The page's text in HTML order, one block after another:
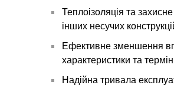
Теплоізоляція та
інших несучих
Ефективне зменшення
характеристики та
Надійна тривала